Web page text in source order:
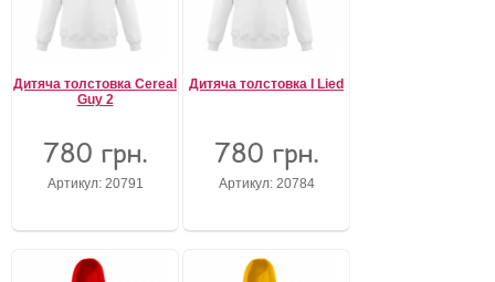
Дитяча толстовка Cereal
Guy 2
780 грн.
Артикул: 20791
Дитяча толстовка I Lied
780 грн.
Артикул: 20784